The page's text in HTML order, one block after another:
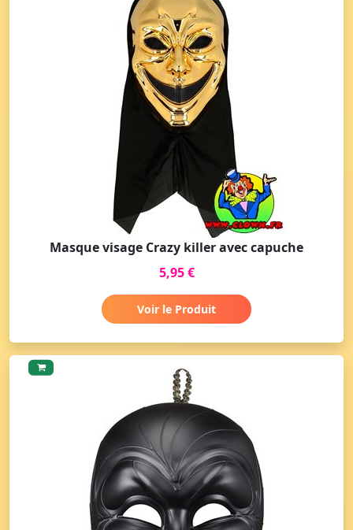
Masque visage Crazy killer avec capuche
5,95 €
Voir le Produit